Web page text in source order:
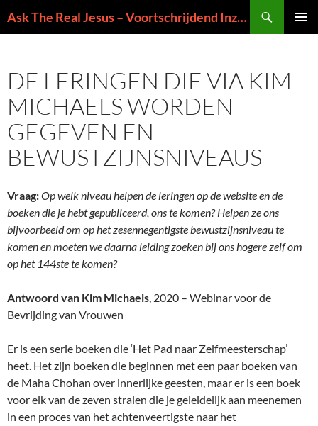
naar
Ask The Real Jesus – Voortschrijdend Inzicht in de Zin van het Leven
DE LERINGEN DIE VIA KIM
MICHAELS WORDEN
GEGEVEN EN
BEWUSTZIJNSNIVEAUS
Vraag:Op welk niveau helpen de leringen op de website en de
boeken die je hebt gepubliceerd, ons te komen? Helpen ze ons
bijvoorbeeld om op het zesennegentigste bewustzijnsniveau te
komen en moeten we daarna leiding zoeken bij ons hogere zelf om
op het 144ste te komen?
Antwoord van Kim Michaels, 2020 – Webinar voor de
Bevrijding van Vrouwen
Er is een serie boeken die ‘Het Pad naar Zelfmeesterschap’
heet. Het zijn boeken die beginnen met een paar boeken van
de Maha Chohan over innerlijke geesten, maar er is een boek
voor elk van de zeven stralen die je geleidelijk aan meenemen
in een proces van het achtenveertigste naar het